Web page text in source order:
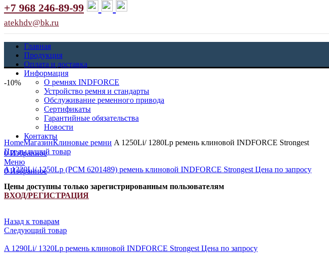
+7 968 246-89-99
atekhdv@bk.ru
Главная
Продукция
Оплата и доставка
Информация
О ремнях INDFORCE
Устройство ремня и стандарты
Обслуживание ременного привода
Сертификаты
Гарантийные обязательства
Новости
Контакты
0Избранное
Меню
0Избранное
-10%
Увеличить
HomeМагазинКлиновые ремни A 1250Li/ 1280Lp ремень клиновой INDFORCE Strongest
Предыдущий товар
A 1220Li/ 1250Lp (РСМ 6201489) ремень клиновой INDFORCE Strongest Цена по запросу
Цены доступны только зарегистрированным пользователям
ВХОД/РЕГИСТРАЦИЯ
Назад к товарам
Следующий товар
A 1290Li/ 1320Lp ремень клиновой INDFORCE Strongest Цена по запросу